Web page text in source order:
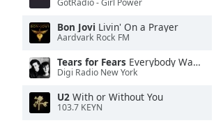
GotRadio - Girl Power
Bon Jovi Livin' On a Prayer
Aardvark Rock FM
Tears for Fears Everybody Wants To Rule the World
Digi Radio New York
U2 With or Without You
103.7 KEYN